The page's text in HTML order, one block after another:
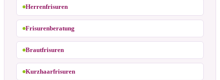
Herrenfrisuren
Frisurenberatung
Brautfrisuren
Kurzhaarfrisuren